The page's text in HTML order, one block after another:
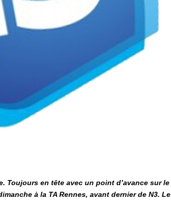
Toujours en tête avec un point d’avance sur le
à la TA Rennes, avant dernier de N3. Le